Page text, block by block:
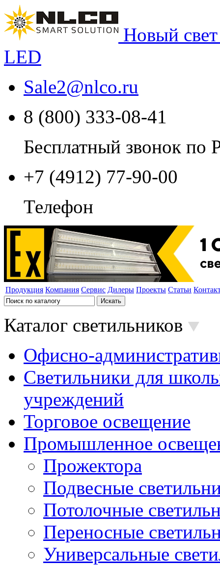
Новый
LED
Sale2@nlco.ru
8 (800) 333-08-41
Бесплатный звонок по
+7 (4912) 77-90-00
Телефон
Продукция Компания Сервис Дилеры Проекты Статьи
Каталог светильников
Офисно-
Светильники для
учреждений
Торговое освещение
Промышленное
Прожектора
Подвесные
Потолочные
Переносные
Универсальные